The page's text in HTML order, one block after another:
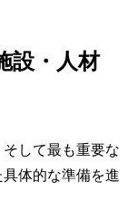
設・人材
して最も重要な
体的な準備を進